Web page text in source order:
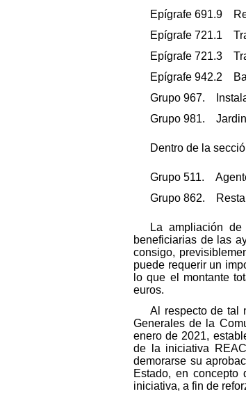
Epígrafe 691.9
Epígrafe 721.1
Epígrafe 721.3
Epígrafe 942.2
Grupo 967.
Grupo 981.
Dentro de la
Grupo 511.
Grupo 862.
La ampliación
beneficiarias de las
consigo,
puede requerir un
lo que el montante
euros.
Al respecto de tal
Generales de la
enero de 2021,
de la iniciativa
demorarse su
Estado, en concepto
iniciativa, a fin de